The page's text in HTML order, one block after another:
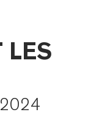
LES